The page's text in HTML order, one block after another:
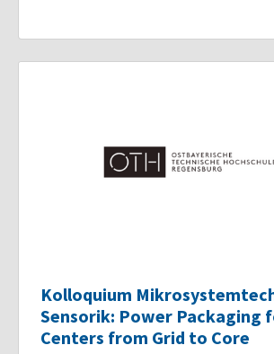
Kolloquium
Sensorik: Power Packaging
Centers from Grid to Core